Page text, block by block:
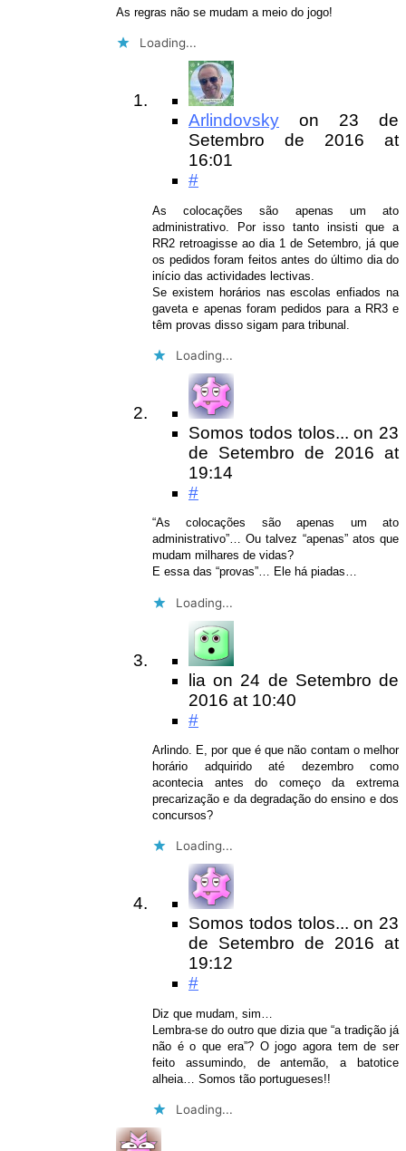
As regras não se mudam a meio do jogo!
Loading...
Arlindovsky on 23 de
Setembro de 2016 at
16:01
#
As colocações são apenas um ato
administrativo. Por isso tanto insisti que a
RR2 retroagisse ao dia 1 de Setembro, já que
os pedidos foram feitos antes do último dia do
início das actividades lectivas.
Se existem horários nas escolas enfiados na
gaveta e apenas foram pedidos para a RR3 e
têm provas disso sigam para tribunal.
Loading...
Somos todos tolos... on 23
de Setembro de 2016 at
19:14
#
“As colocações são apenas um ato
administrativo”… Ou talvez “apenas” atos que
mudam milhares de vidas?
E essa das “provas”… Ele há piadas…
Loading...
lia on 24 de Setembro de
2016 at 10:40
#
Arlindo. E, por que é que não contam o melhor
horário adquirido até dezembro como
acontecia antes do começo da extrema
precarização e da degradação do ensino e dos
concursos?
Loading...
Somos todos tolos... on 23
de Setembro de 2016 at
19:12
#
Diz que mudam, sim…
Lembra-se do outro que dizia que “a tradição já
não é o que era”? O jogo agora tem de ser
feito assumindo, de antemão, a batotice
alheia… Somos tão portugueses!!
Loading...